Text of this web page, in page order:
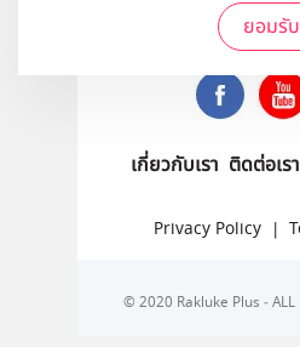
ยอมรับ
ติดตามเร
เกี่ยวกับเรา ติดต่อเรา
Privacy Policy |
© 2020 Rakluke Plus - ALL